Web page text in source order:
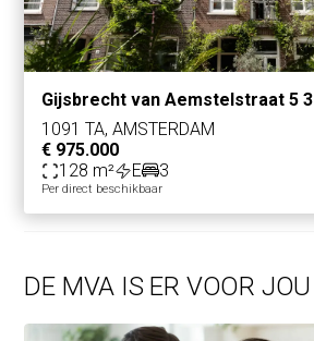
Gijsbrecht van Aemstelstraat 5 3
1091 TA, AMSTERDAM
€ 975.000
128 m²
E 3
Per direct beschikbaar
DE MVA IS ER VOOR JOU